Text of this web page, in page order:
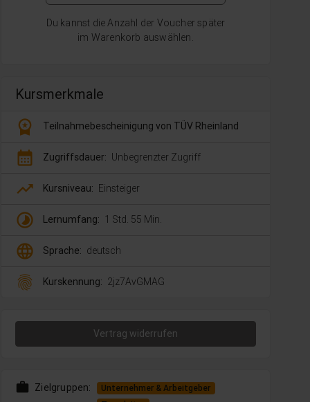
Du kannst die Anzahl der Voucher später
im Warenkorb auswählen.
Kursmerkmale
workspace_premium Teilnahmebescheinigung von TÜV Rheinland
calendar_month Zugriffsdauer: Unbegrenzter Zugriff
trending_up Kursniveau: Einsteiger
timelapse Lernumfang: 1 Std. 55 Min.
language Sprache: deutsch
fingerprint Kurskennung: 2jz7AvGMAG
Vertrag widerrufen
work Zielgruppen:
Unternehmer & Arbeitgeber